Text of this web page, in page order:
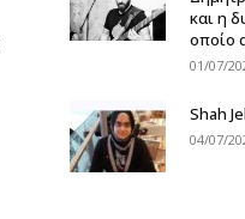
και η
οποίο
01/07/
Shah
04/07/